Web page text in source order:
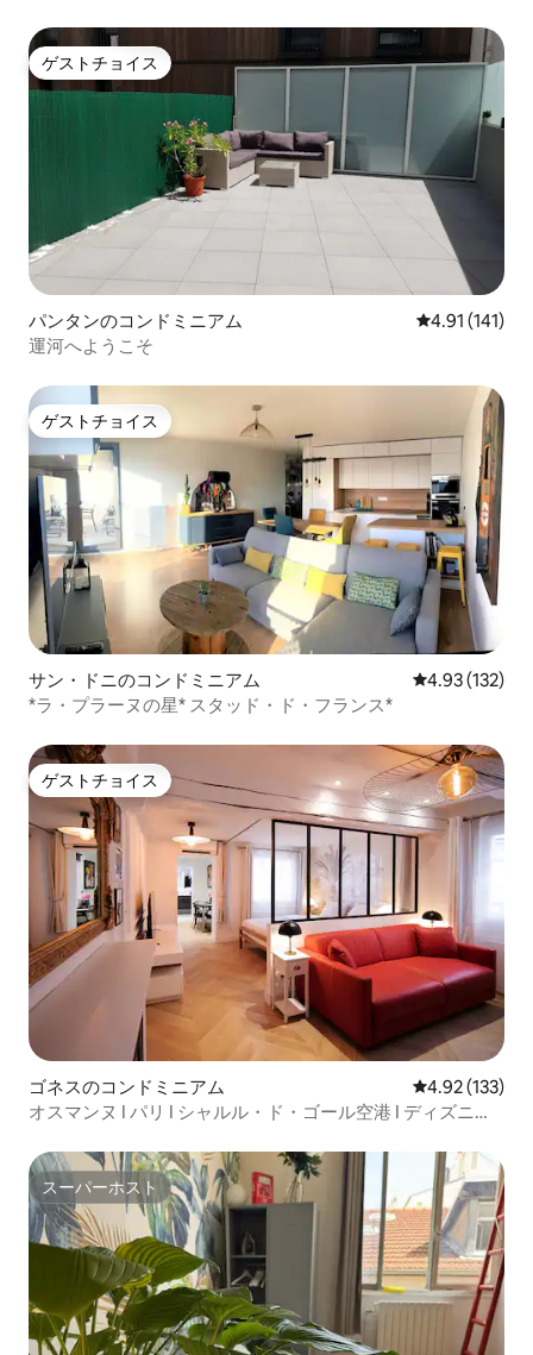
ゲストチョイス
ゲストチョイス
パンタンのコンドミニアム レビュー141
4.91 (141)
運河へようこそ
ゲストチョイス
ゲストチョイス
サン・ドニのコンドミニアム レビュー132
4.93 (132)
*ラ・プラーヌの星* スタッド・ド・フランス*
ゲストチョイス
ゲストチョイス
ゴネスのコンドミニアム レビュー133
4.92 (133)
オスマンヌ I パリ I シャルル・ド・ゴール空港 I ディズニー I
スーパーホスト
スーパーホスト